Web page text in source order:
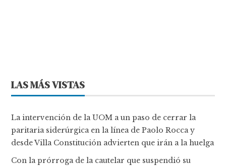
LAS MÁS VISTAS
La intervención de la UOM a un paso de cerrar la
paritaria siderúrgica en la línea de Paolo Rocca y
desde Villa Constitución advierten que irán a la huelga
Con la prórroga de la cautelar que suspendió su